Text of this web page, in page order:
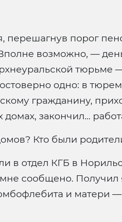
перешагнув порог
возможно, —
одно: в
гражданину,
закончил...
Кто были
в отдел КГБ в
сообщено. Получил
и матери